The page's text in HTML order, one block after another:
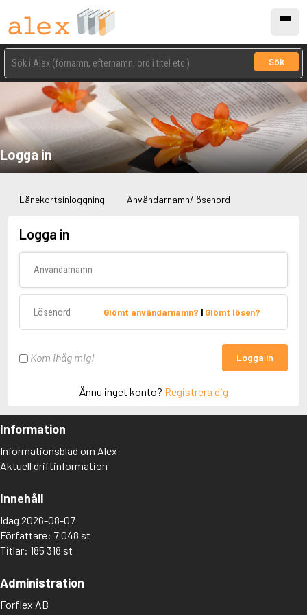
Sök
Logga in
Lånekortsinloggning Användarnamn/lösenord
Logga in
Glömt användarnamn? | Glömt lösen?
Kom ihåg mig! Logga in
Ännu inget konto? Registrera dig
Information
Informationsblad om Alex
Aktuell driftinformation
Innehåll
Idag 2026-08-07
Författare: 7 048 st
Titlar: 185 318 st
Administration
Forflex AB